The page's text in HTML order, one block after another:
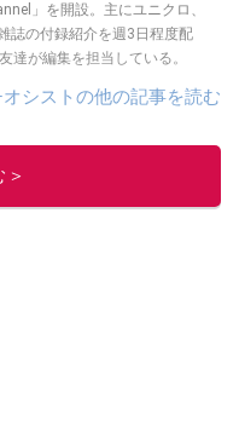
」を開設。主にユニクロ、
誌の付録紹介を週3日程度配
達が編集を担当している。
オシストの他の記事を読む